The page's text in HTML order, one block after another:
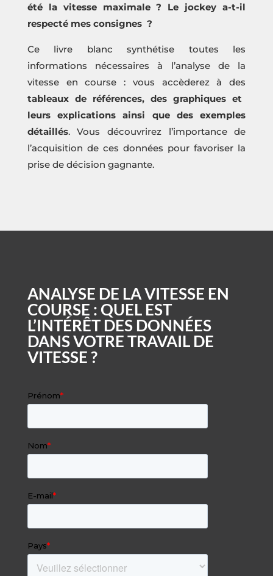
été la vitesse maximale ? Le jockey a-t-il
respecté mes consignes ?
Ce livre blanc synthétise toutes les
informations nécessaires à l’analyse de la
vitesse en course : vous accèderez à des
tableaux de références, des graphiques et
leurs explications ainsi que des exemples
détaillés. Vous découvrirez l’importance de
l’acquisition de ces données pour favoriser la
prise de décision gagnante.
ANALYSE DE LA VITESSE EN
COURSE : QUEL EST
L’INTÉRÊT DES DONNÉES
DANS VOTRE TRAVAIL DE
VITESSE ?